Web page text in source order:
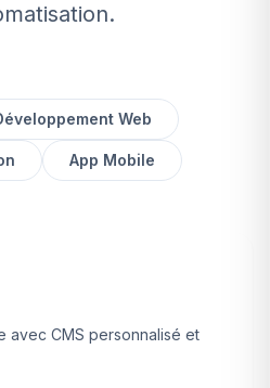
Web
App Mobile
avec CMS personnalisé et